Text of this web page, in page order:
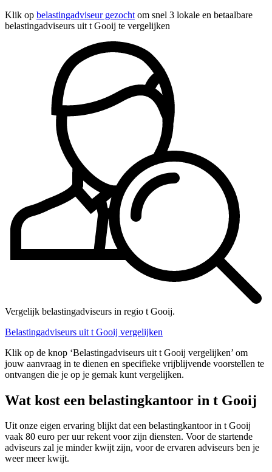
Klik op belastingadviseur gezocht om snel 3 lokale en betaalbare
belastingadviseurs uit t Gooij te vergelijken
Vergelijk belastingadviseurs in regio t Gooij.
Belastingadviseurs uit t Gooij vergelijken
Klik op de knop ‘Belastingadviseurs uit t Gooij vergelijken’ om
jouw aanvraag in te dienen en specifieke vrijblijvende voorstellen te
ontvangen die je op je gemak kunt vergelijken.
Wat kost een belastingkantoor in t Gooij
Uit onze eigen ervaring blijkt dat een belastingkantoor in t Gooij
vaak 80 euro per uur rekent voor zijn diensten. Voor de startende
adviseurs zal je minder kwijt zijn, voor de ervaren adviseurs ben je
weer meer kwijt.